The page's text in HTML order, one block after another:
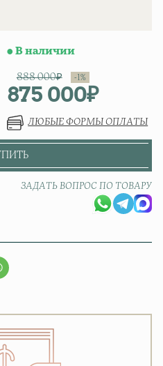
888 000₽
875 000₽
Текущая
В наличии
ЛЮБЫЕ ФОРМЫ ОПЛАТЫ
ЗАДАТЬ ВОПРОС ПО ТОВАРУ